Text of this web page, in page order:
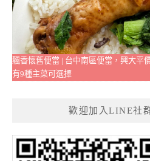
飄香懷舊便當 | 台中南區便當，興大平
有9種主菜可選擇
歡迎加入LINE社